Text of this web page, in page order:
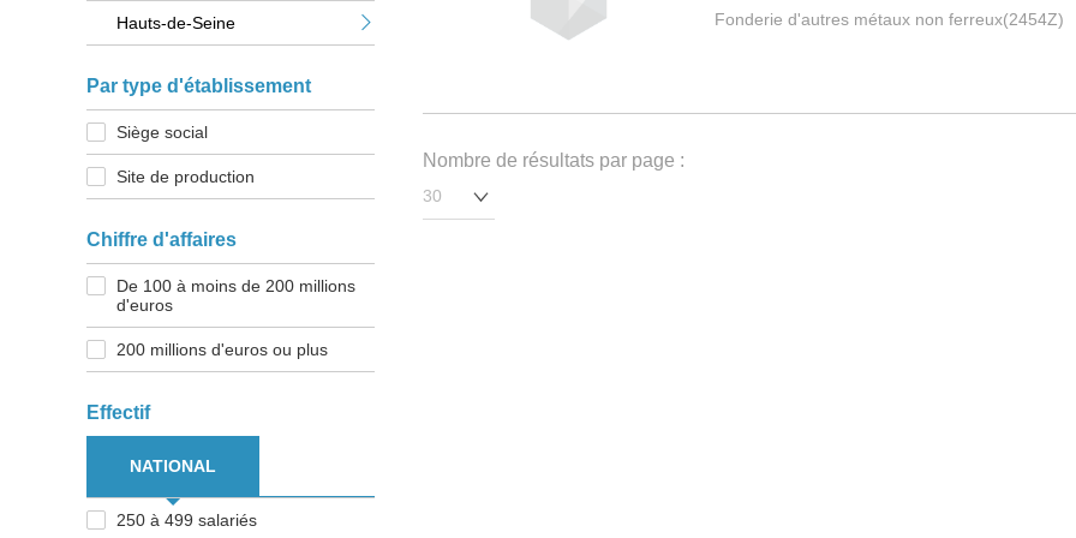
Hauts-de-Seine
Par type d'établissement
Siège social
Site de production
Chiffre d'affaires
De 100 à moins de 200 millions
d'euros
200 millions d'euros ou plus
Effectif
NATIONAL
250 à 499 salariés
Fonderie d'autres métaux non ferreux(2454Z)
Nombre de résultats par page :